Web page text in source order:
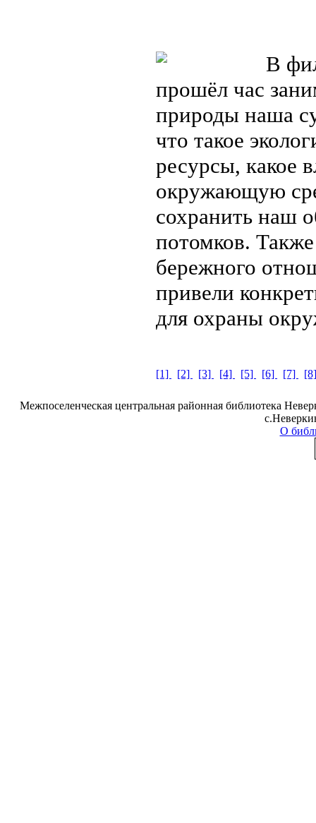
В
прошёл час
природы наша
что такое
ресурсы, какое
окружающую
сохранить наш
потомков.
бережного
привели
для охраны
[1] [2] [3] [4] [5] [6] [7]
Межпоселенческая центральная районная библиотека
О